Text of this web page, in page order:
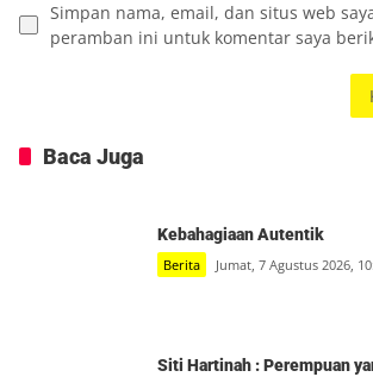
Simpan nama, email, dan situs web
peramban ini untuk komentar saya
Baca Juga
Kebahagiaan Autentik
Berita Jumat, 7 Agustus 2026,
Siti Hartinah : Perempuan